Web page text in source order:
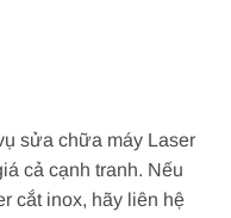
sửa chữa máy Laser
cả cạnh tranh. Nếu
cắt inox, hãy liên hệ